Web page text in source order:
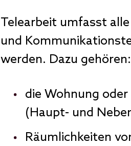
Telearbeit umfasst
und
werden. Dazu gehören:
die Wohnung
(Haupt- und
Räumlichkeiten